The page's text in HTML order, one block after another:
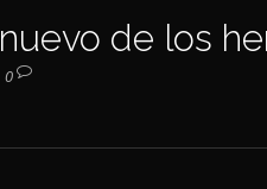
de los
0